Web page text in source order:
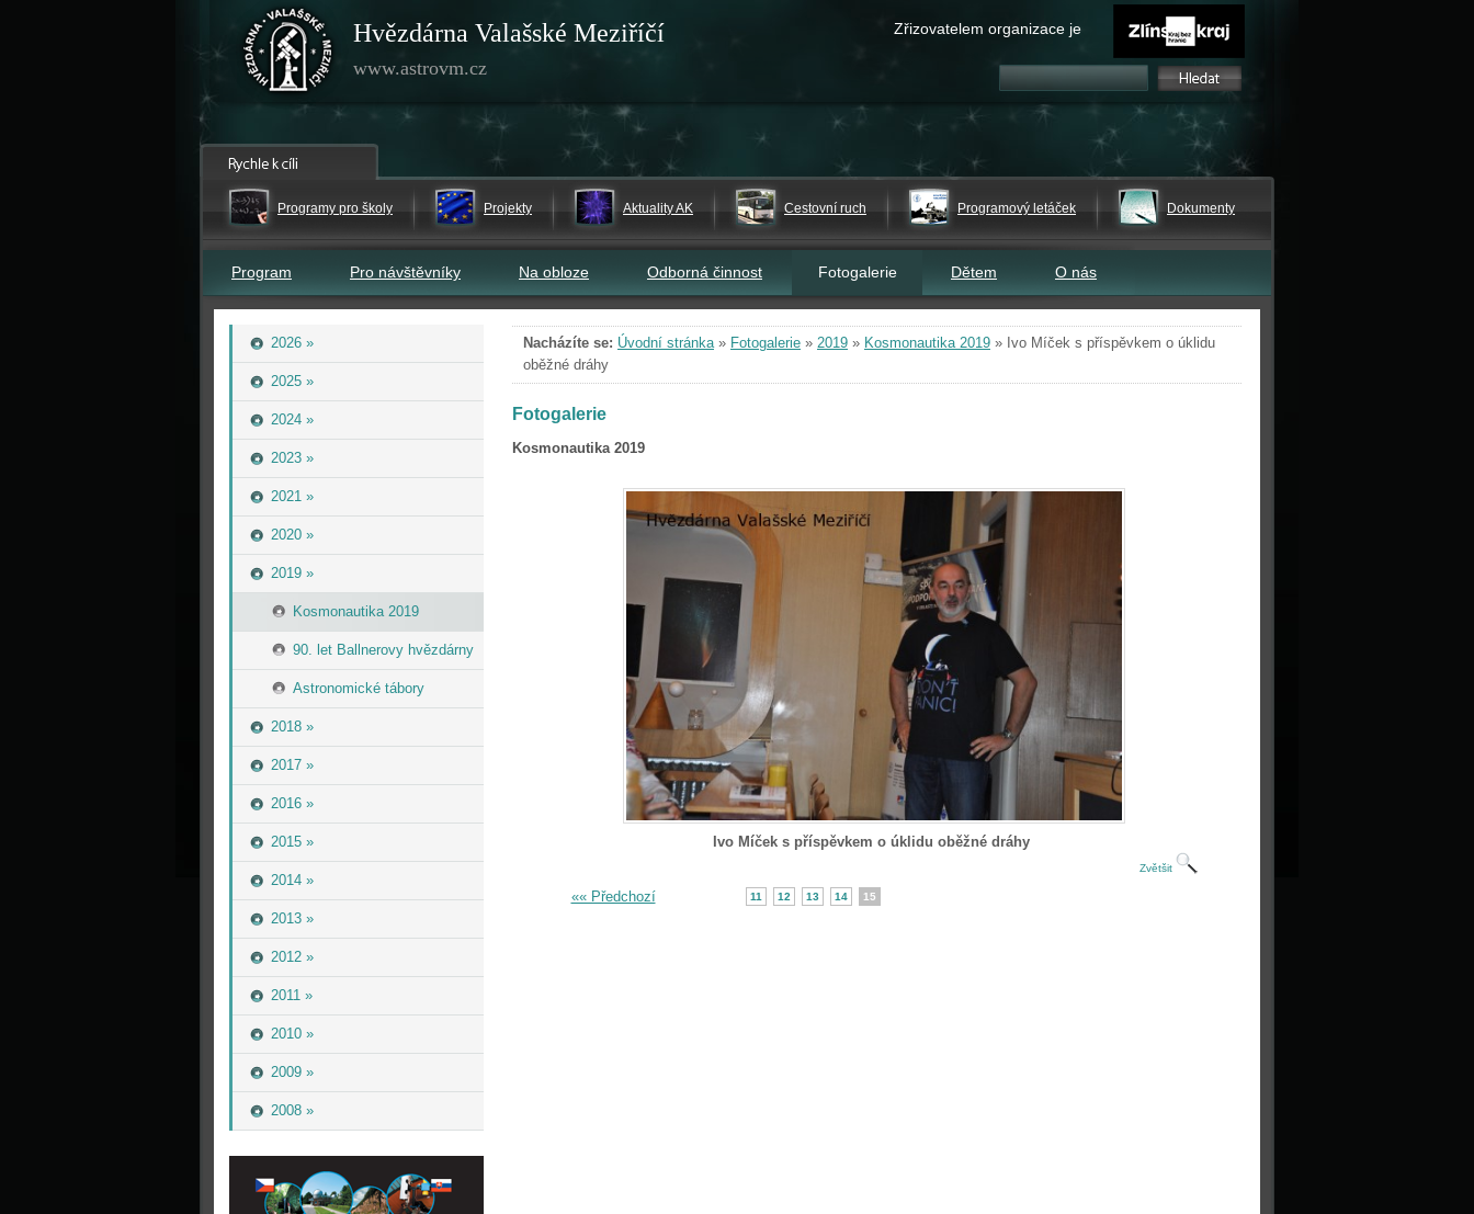
Hvězdárna Valašské Meziříčí
www.astrovm.cz
Zřizovatelem organizace je
Programy pro školy Projekty Aktuality AK Cestovní ruch Programový letáček Dokumenty
Program Pro návštěvníky Na obloze Odborná činnost Fotogalerie Dětem O nás
2026 »
2025 »
2024 »
2023 »
2021 »
2020 »
2019 »
Kosmonautika 2019
90. let Ballnerovy hvězdárny
Astronomické tábory
2018 »
2017 »
2016 »
2015 »
2014 »
2013 »
2012 »
2011 »
2010 »
2009 »
2008 »
Nacházíte se: Úvodní stránka» Fotogalerie » 2019 » Kosmonautika 2019 » Ivo Míček s příspěvkem o úklidu
oběžné dráhy
Fotogalerie
Kosmonautika 2019
Ivo Míček s příspěvkem o úklidu oběžné dráhy
Zvětšit
«« Předchozí 11 12 13 14 15